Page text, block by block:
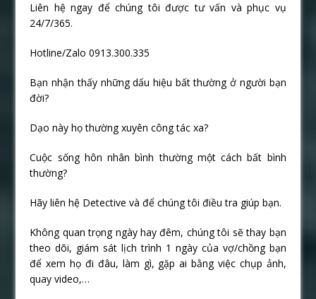
Liên hệ ngay để chúng tôi được tư vấn và phục vụ
24/7/365.
Hotline/Zalo 0913.300.335
Bạn nhận thấy những dấu hiệu bất thường ở người bạn
đời?
Dạo này họ thường xuyên công tác xa?
Cuộc sống hôn nhân bình thường một cách bất bình
thường?
Hãy liên hệ Detective và để chúng tôi điều tra giúp bạn.
Không quan trọng ngày hay đêm, chúng tôi sẽ thay bạn
theo dõi, giám sát lịch trình 1 ngày của vợ/chồng bạn
để xem họ đi đâu, làm gì, gặp ai bằng việc chụp ảnh,
quay video,…